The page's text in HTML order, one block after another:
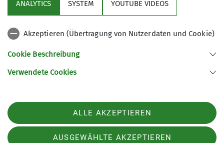
ANALYTICS SYSTEM YOUTUBE VIDEOS
Akzeptieren (Übertragung von Nutzerdaten und Cookie)
Cookie Beschreibung
Verwendete Cookies
ALLE AKZEPTIEREN
AUSGEWÄHLTE AKZEPTIEREN